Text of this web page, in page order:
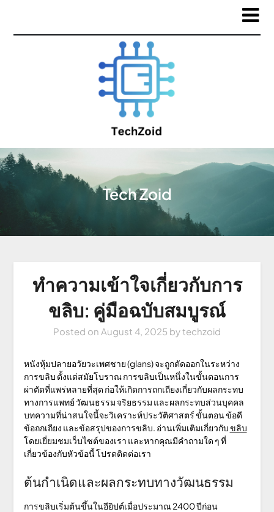
Tech Zoid
ทำความเข้าใจเกี่ยวกับการ
ขลิบ: คู่มือฉบับสมบูรณ์
Posted on August 4, 2025 bytechzoid
หนังหุ้มปลายอวัยวะเพศชาย (glans) จะถูกตัดออกในระหว่าง
การขลิบ ตั้งแต่สมัยโบราณ การขลิบเป็นหนึ่งในขั้นตอนการ
ผ่าตัดที่แพร่หลายที่สุด ก่อให้เกิดการถกเถียงเกี่ยวกับผลกระทบ
ทางการแพทย์ วัฒนธรรม จริยธรรม และผลกระทบส่วนบุคคล
บทความที่น่าสนใจนี้จะวิเคราะห์ประวัติศาสตร์ ขั้นตอน ข้อดี
ข้อถกเถียง และข้อสรุปของการขลิบ. อ่านเพิ่มเติมเกี่ยวกับขลิบ
โดยเยี่ยมชมเว็บไซต์ของเรา และหากคุณมีคำถามใด ๆ ที่
เกี่ยวข้องกับหัวข้อนี้ โปรดติดต่อเรา
ต้นกำเนิดและผลกระทบทางวัฒนธรรม
การขลิบเริ่มต้นขึ้นในอียิปต์เมื่อประมาณ 2400 ปีก่อน